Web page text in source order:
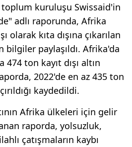
kuruluşu Swissaid'in
adlı raporunda, Afrika
olarak kıta dışına çıkarılan
bilgiler paylaşıldı. Afrika'da
474 ton kayıt dışı altın
2022'de en az 435 ton
kaydedildi.
Afrika ülkeleri için gelir
raporda, yolsuzluk,
çatışmaların kaybı